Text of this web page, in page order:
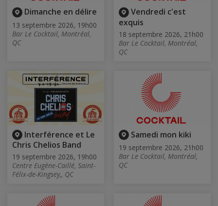
Dimanche en délire
13 septembre 2026, 19h00
Bar Le Cocktail, Montréal,
QC
Vendredi c'est
exquis
18 septembre 2026, 21h00
Bar Le Cocktail, Montréal,
QC
Interférence et Le
Chris Chelios Band
19 septembre 2026, 19h00
Centre Eugène-Caillé, Saint-
Félix-de-Kingsey,, QC
Samedi mon kiki
19 septembre 2026, 21h00
Bar Le Cocktail, Montréal,
QC